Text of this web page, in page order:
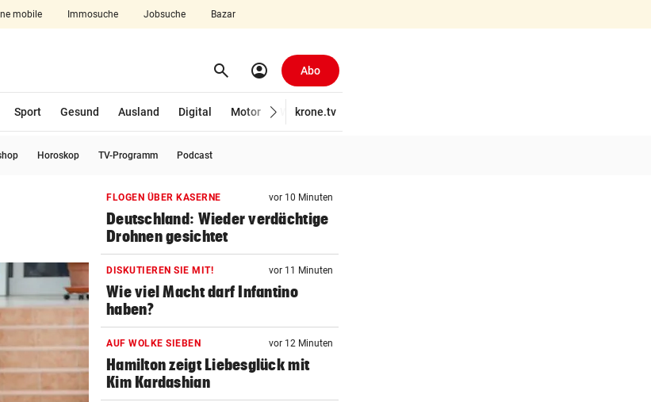
mobile Immosuche Jobsuche Bazar
search Suchen
account_circle Abo
Sport Gesund Ausland Digital Motor Wirtschaft
krone.tv
Horoskop TV-Programm Podcast
FLOGEN ÜBER KASERNE vor 10 Minuten
Deutschland: Wieder verdächtige
Drohnen gesichtet
DISKUTIEREN SIE MIT! vor 11 Minuten
Wie viel Macht darf Infantino
haben?
AUF WOLKE SIEBEN vor 12 Minuten
Hamilton zeigt Liebesglück mit
Kim Kardashian